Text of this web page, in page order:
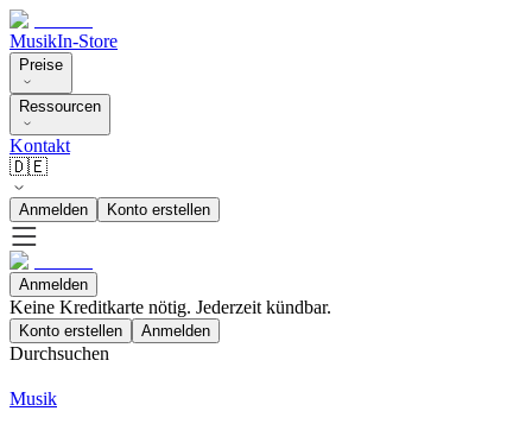
MusikIn-Store
Preise
Ressourcen
Kontakt
🇩🇪
Anmelden Konto erstellen
Anmelden
Keine Kreditkarte nötig. Jederzeit kündbar.
Konto erstellen Anmelden
Durchsuchen
Musik